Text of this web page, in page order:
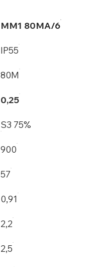
MM1 80MA/6
IP55
80M
0,25
S3 75%
900
57
0,91
2,2
2,5